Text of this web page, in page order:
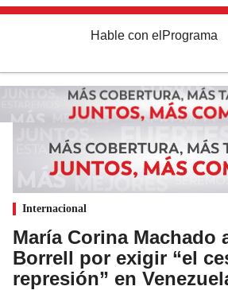
Hable con el Programa
Internacional
María Corina Machado
Borrell por exigir “el
represión” en